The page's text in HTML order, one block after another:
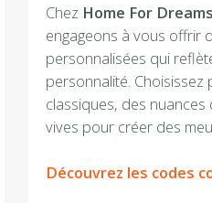
Chez Home For Dreams
engageons à vous offrir
personnalisées qui
personnalité. Choisissez
classiques, des
vives pour créer des
Découvrez les codes